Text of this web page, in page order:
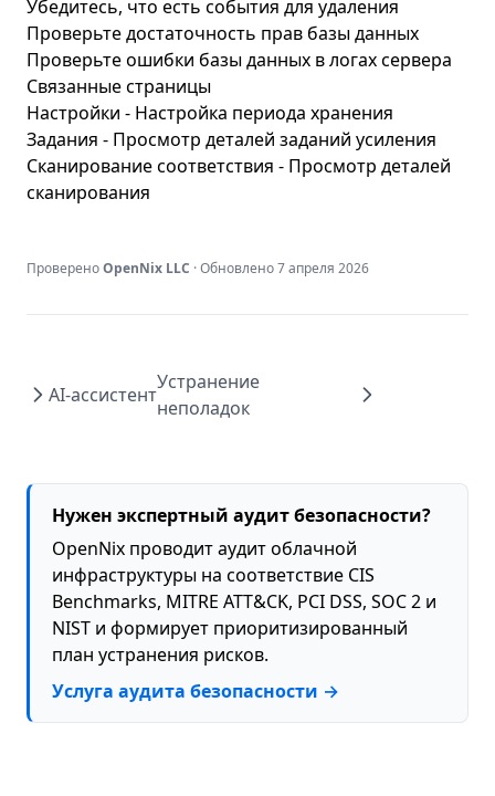
Убедитесь, что есть события для удаления
Проверьте достаточность прав базы данных
Проверьте ошибки базы данных в логах сервера
Связанные страницы
Настройки - Настройка периода хранения
Задания - Просмотр деталей заданий усиления
Сканирование соответствия - Просмотр деталей
сканирования
ПровереноOpenNix LLC · Обновлено7 апреля 2026
AI-ассистент
Устранение
неполадок
Нужен экспертный аудит безопасности?
OpenNix проводит аудит облачной
инфраструктуры на соответствие CIS
Benchmarks, MITRE ATT&CK, PCI DSS, SOC 2 и
NIST и формирует приоритизированный
план устранения рисков.
Услуга аудита безопасности →